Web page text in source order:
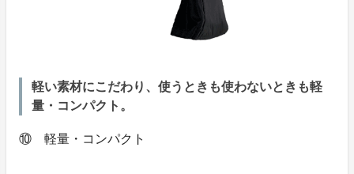
軽い素材にこだわり、使うときも使わないときも軽
量・コンパクト。
⑩ 軽量・コンパクト